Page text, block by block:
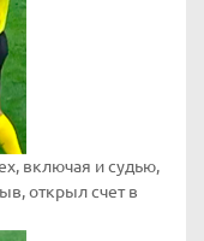
включая и судью,
открыл счет в